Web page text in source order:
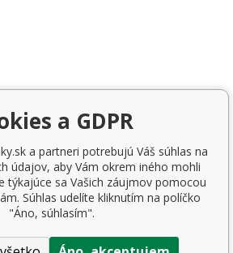
a GDPR
a partneri potrebujú Váš súhlas na
údajov, aby Vám okrem iného mohli
týkajúce sa Vašich záujmov pomocou
Súhlas udelíte kliknutím na políčko
"Áno, súhlasím".